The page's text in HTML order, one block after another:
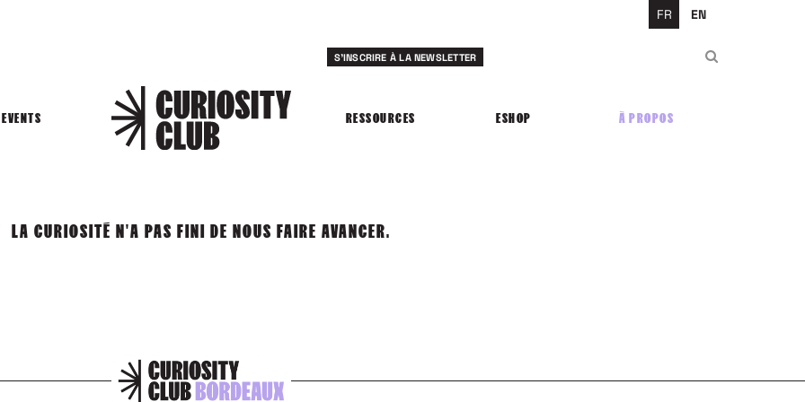
FR EN
EVENTS RESSOURCES ESHOP À PROPOS
S'INSCRIRE À LA NEWSLETTER
LA CURIOSITÉ N'A PAS FINI DE NOUS FAIRE AVANCER.